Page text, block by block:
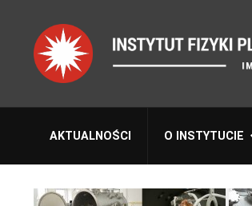
AKTUALNOŚCI O INSTYTUCIE